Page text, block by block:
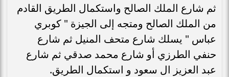
ثم شارع الملك الصالح واستكمال الطريق القادم
من الملك الصالح ومتجه إلى الجيزة " كوبري
عباس " يسلك شارع متحف المنيل ثم شارع
حنفي الطرزي أو شارع محمد صدقي ثم شارع
عبد العزيز ال سعود و استكمال الطريق.